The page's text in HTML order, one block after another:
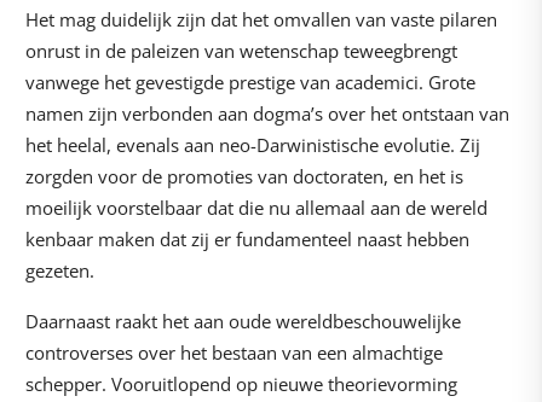
Het mag duidelijk zijn dat het omvallen van vaste pilaren
onrust in de paleizen van wetenschap teweegbrengt
vanwege het gevestigde prestige van academici. Grote
namen zijn verbonden aan dogma’s over het ontstaan van
het heelal, evenals aan neo-Darwinistische evolutie. Zij
zorgden voor de promoties van doctoraten, en het is
moeilijk voorstelbaar dat die nu allemaal aan de wereld
kenbaar maken dat zij er fundamenteel naast hebben
gezeten.
Daarnaast raakt het aan oude wereldbeschouwelijke
controverses over het bestaan van een almachtige
schepper. Vooruitlopend op nieuwe theorievorming